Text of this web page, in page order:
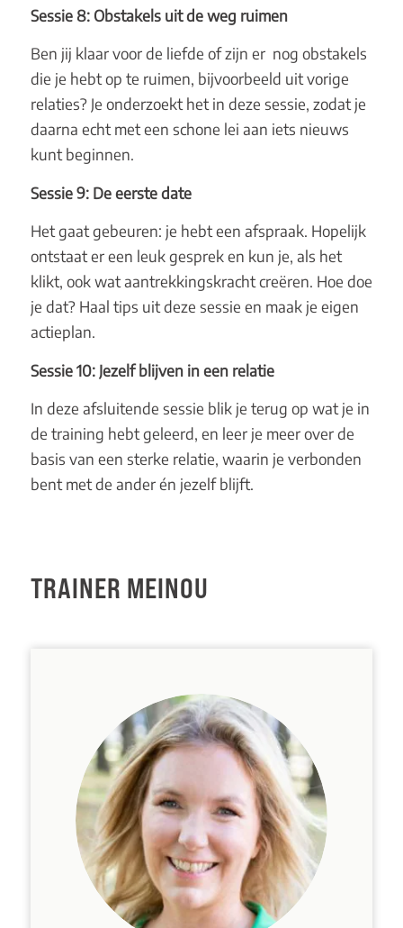
Sessie 8: Obstakels uit de weg ruimen
Ben jij klaar voor de liefde of zijn er nog obstakels
die je hebt op te ruimen, bijvoorbeeld uit vorige
relaties? Je onderzoekt het in deze sessie, zodat je
daarna echt met een schone lei aan iets nieuws
kunt beginnen.
Sessie 9: De eerste date
Het gaat gebeuren: je hebt een afspraak. Hopelijk
ontstaat er een leuk gesprek en kun je, als het
klikt, ook wat aantrekkingskracht creëren. Hoe doe
je dat? Haal tips uit deze sessie en maak je eigen
actieplan.
Sessie 10: Jezelf blijven in een relatie
In deze afsluitende sessie blik je terug op wat je in
de training hebt geleerd, en leer je meer over de
basis van een sterke relatie, waarin je verbonden
bent met de ander én jezelf blijft.
TRAINER MEINOU